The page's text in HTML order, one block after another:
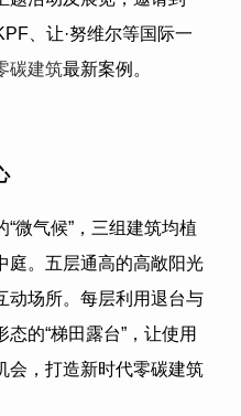
、让·努维尔等国际一
碳建筑最新案例。
“微气候” ，三组建筑均植
庭。五层通高的高敞阳光
动场所。每层利用退台与
态的“梯田露台” ，让使用
会，打造新时代零碳建筑